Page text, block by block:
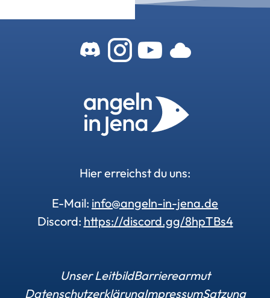
Zum Angeln-
Zum
Zu
Hier erreichst du uns:
E-Mail: info@angeln-in-jena.de
Discord: https://discord.gg/8hpTBs4
Unser LeitbildBarrierearmut
DatenschutzerklärungImpressumSatzung